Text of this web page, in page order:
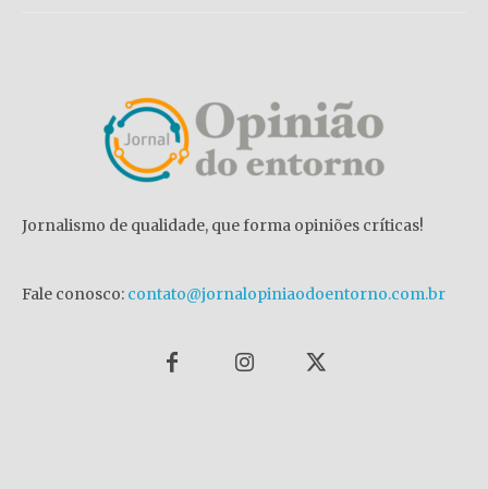
Jornalismo de qualidade, que forma opiniões críticas!
Fale conosco: contato@jornalopiniaodoentorno.com.br